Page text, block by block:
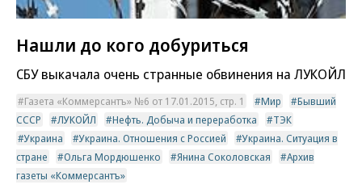
Нашли до кого добуриться
СБУ выкачала очень странные обвинения на ЛУКОЙЛ
Газета «Коммерсантъ» №6 от 17.01.2015, стр. 1 Мир
Бывший
СССР
ЛУКОЙЛ Нефть. Добыча и переработка
ТЭК
Украина
Украина. Отношения с Россией
Украина. Ситуация в
стране
Ольга Мордюшенко Янина Соколовская
Архив
газеты «Коммерсантъ»